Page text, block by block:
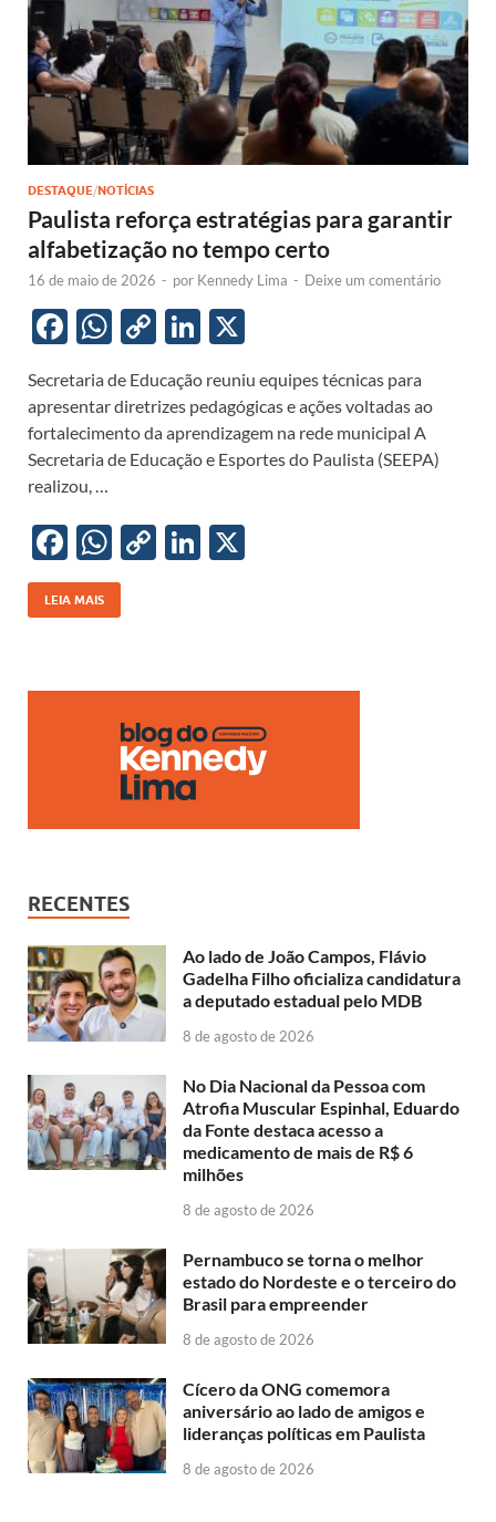
DESTAQUE/NOTÍCIAS
Paulista reforça estratégias para garantir
alfabetização no tempo certo
16 de maio de 2026 - por Kennedy Lima - Deixe um comentário
F
e
b
o
o
k
W
at
s
A
p
C
p
y
Li
k
Li
k
e
dI
Secretaria de Educação reuniu equipes técnicas para
apresentar diretrizes pedagógicas e ações voltadas ao
fortalecimento da aprendizagem na rede municipal A
Secretaria de Educação e Esportes do Paulista (SEEPA)
realizou, …
F
ac
e
o
W
h
at
A
p
p
C
Li
n
k
Li
dI
n
LEIA MAIS
RECENTES
Ao lado de João Campos, Flávio
Gadelha Filho oficializa candidatura
a deputado estadual pelo MDB
8 de agosto de 2026
No Dia Nacional da Pessoa com
Atrofia Muscular Espinhal, Eduardo
da Fonte destaca acesso a
medicamento de mais de R$ 6
milhões
8 de agosto de 2026
Pernambuco se torna o melhor
estado do Nordeste e o terceiro do
Brasil para empreender
8 de agosto de 2026
Cícero da ONG comemora
aniversário ao lado de amigos e
lideranças políticas em Paulista
8 de agosto de 2026